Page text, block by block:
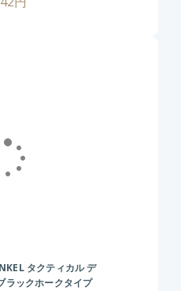
ップ サバゲー装備
タクティカル デ
ラックホークタイプ